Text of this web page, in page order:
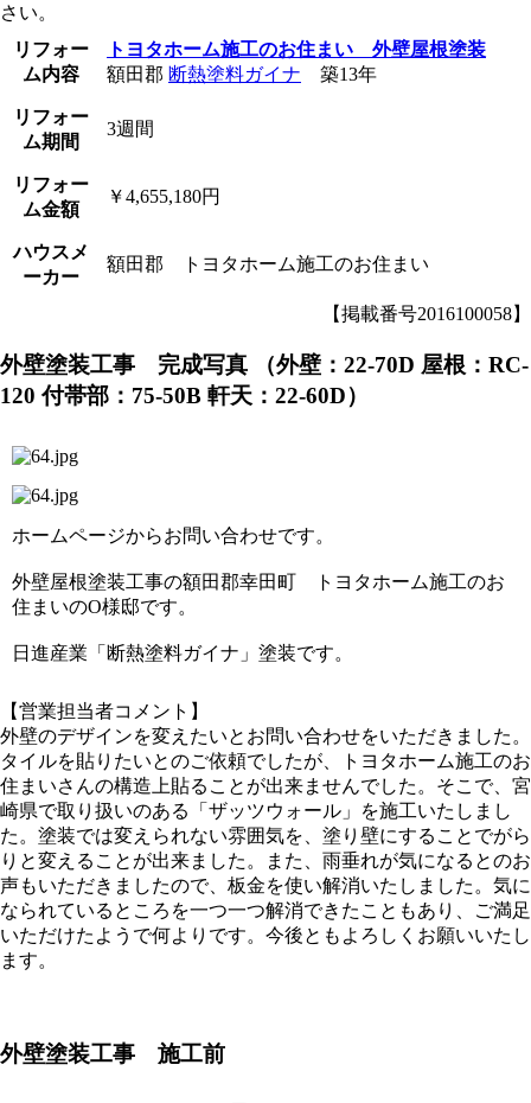
さい。
リフォー
ム内容
トヨタホーム施工のお住まい 外壁屋根塗装
額田郡 断熱塗料ガイナ 築13年
リフォー
ム期間
3週間
リフォー
ム金額
￥4,655,180円
ハウスメ
ーカー
額田郡 トヨタホーム施工のお住まい
【掲載番号2016100058】
外壁塗装工事 完成写真 （外壁：22-70D 屋根：RC-
120 付帯部：75-50B 軒天：22-60D）
ホームページからお問い合わせです。
外壁屋根塗装工事の額田郡幸田町 トヨタホーム施工のお
住まいのO様邸です。
日進産業「断熱塗料ガイナ」塗装です。
【営業担当者コメント】
外壁のデザインを変えたいとお問い合わせをいただきました。
タイルを貼りたいとのご依頼でしたが、トヨタホーム施工のお
住まいさんの構造上貼ることが出来ませんでした。そこで、宮
崎県で取り扱いのある「ザッツウォール」を施工いたしまし
た。塗装では変えられない雰囲気を、塗り壁にすることでがら
りと変えることが出来ました。また、雨垂れが気になるとのお
声もいただきましたので、板金を使い解消いたしました。気に
なられているところを一つ一つ解消できたこともあり、ご満足
いただけたようで何よりです。今後ともよろしくお願いいたし
ます。
外壁塗装工事 施工前